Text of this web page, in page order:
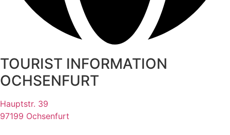
TOURIST INFORMATION
OCHSENFURT
Hauptstr. 39
97199 Ochsenfurt